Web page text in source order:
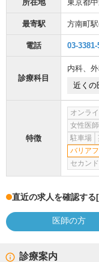
所在地 東京都
最寄駅 方南町駅
電話 03-3381-
診療科目
内科、
近くの
特徴
オンラ
女性医師
駐車場
バリア
セカン
直近の求人を確認する
医師の方
診療案内